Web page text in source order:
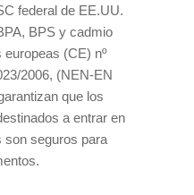
federal de EE.UU.
BPS y cadmio
(CE) nº
2006, (NEN-EN
que los
a entrar en
son seguros para